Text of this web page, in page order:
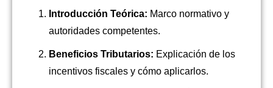
Introducción Teórica: Marco normativo y
autoridades competentes.
Beneficios Tributarios: Explicación de los
incentivos fiscales y cómo aplicarlos.